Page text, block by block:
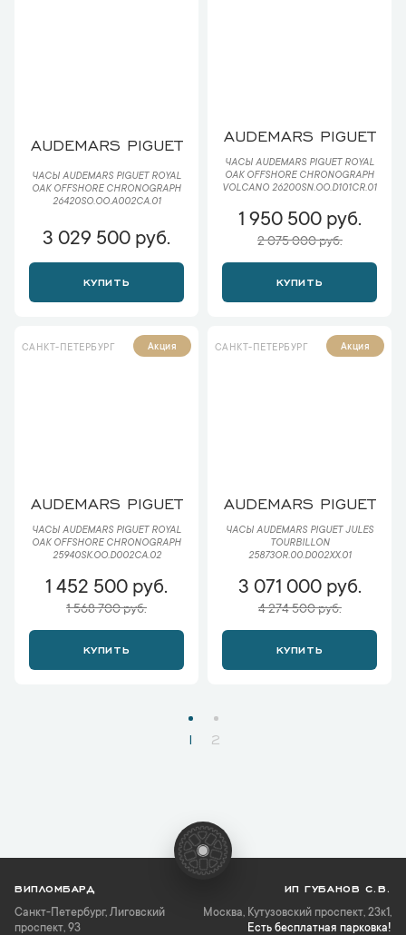
AUDEMARS PIGUET
ЧАСЫ AUDEMARS PIGUET ROYAL
OAK OFFSHORE CHRONOGRAPH
26420SO.OO.A002CA.01
3 029 500 руб.
КУПИТЬ
AUDEMARS PIGUET
ЧАСЫ AUDEMARS PIGUET ROYAL
OAK OFFSHORE CHRONOGRAPH
VOLCANO 26200SN.OO.D101CR.01
1 950 500 руб.
2 075 000 руб.
КУПИТЬ
САНКТ-ПЕТЕРБУРГ Акция
AUDEMARS PIGUET
ЧАСЫ AUDEMARS PIGUET ROYAL
OAK OFFSHORE CHRONOGRAPH
25940SK.OO.D002CA.02
1 452 500 руб.
1 568 700 руб.
КУПИТЬ
САНКТ-ПЕТЕРБУРГ Акция
AUDEMARS PIGUET
ЧАСЫ AUDEMARS PIGUET JULES
TOURBILLON
25873OR.00.D002XX.01
3 071 000 руб.
4 274 500 руб.
КУПИТЬ
1 2
ВИПЛОМБАРД
Санкт-Петербург, Лиговский
проспект, 93
ИП ГУБАНОВ С.В.
Москва, Кутузовский проспект, 23к1,
Есть бесплатная парковка!